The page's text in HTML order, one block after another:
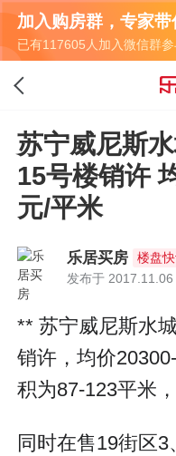
加入购房群，专家
已有117605人加入微信群
苏宁威尼斯
15号楼销许
元/平米
乐居买房
楼盘
发布于
** 苏宁威尼斯水
销许，均价
积为87-123平米
同时在售19街区